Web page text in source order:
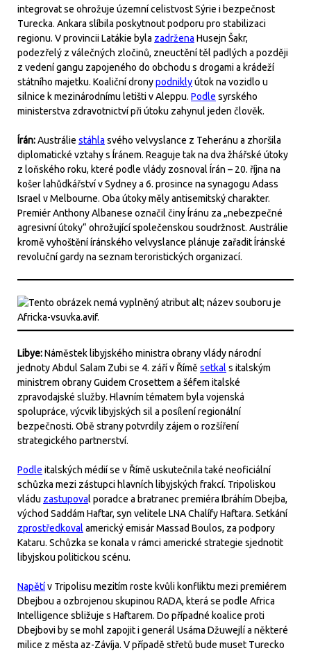
integrovat se ohrožuje územní celistvost Sýrie i bezpečnost
Turecka. Ankara slíbila poskytnout podporu pro stabilizaci
regionu. V provincii Latákie byla zadržena Husejn Šakr,
podezřelý z válečných zločinů, zneuctění těl padlých a později
z vedení gangu zapojeného do obchodu s drogami a krádeží
státního majetku. Koaliční dronypodniklyútok na vozidlo u
silnice k mezinárodnímu letišti v Aleppu. Podle syrského
ministerstva zdravotnictví při útoku zahynul jeden člověk.
Írán:Austrálie stáhla svého velvyslance z Teheránu a zhoršila
diplomatické vztahy s Íránem. Reaguje tak na dva žhářské útoky
z loňského roku, které podle vlády zosnoval Írán – 20. října na
košer lahůdkářství v Sydney a 6. prosince na synagogu Adass
Israel v Melbourne. Oba útoky měly antisemitský charakter.
Premiér Anthony Albanese označil činy Íránu za „nebezpečné
agresivní útoky“ ohrožující společenskou soudržnost. Austrálie
kromě vyhoštění íránského velvyslance plánuje zařadit Íránské
revoluční gardy na seznam teroristických organizací.
Libye:Náměstek libyjského ministra obrany vlády národní
jednoty Abdul Salam Zubi se 4. září v Římě setkal s italským
ministrem obrany Guidem Crosettem a šéfem italské
zpravodajské služby. Hlavním tématem byla vojenská
spolupráce, výcvik libyjských sil a posílení regionální
bezpečnosti. Obě strany potvrdily zájem o rozšíření
strategického partnerství.
Podle italských médií se v Římě uskutečnila také neoficiální
schůzka mezi zástupci hlavních libyjských frakcí. Tripoliskou
vládu zastupoval poradce a bratranec premiéra Ibráhím Dbejba,
východ Saddám Haftar, syn velitele LNA Chalífy Haftara. Setkání
zprostředkoval americký emisár Massad Boulos, za podpory
Kataru. Schůzka se konala v rámci americké strategie sjednotit
libyjskou politickou scénu.
Napětív Tripolisu mezitím roste kvůli konfliktu mezi premiérem
Dbejbou a ozbrojenou skupinou RADA, která se podle Africa
Intelligence sbližuje s Haftarem. Do případné koalice proti
Dbejbovi by se mohl zapojit i generál Usáma Džuwejlí a některé
milice z města az-Závíja. V případě střetů bude muset Turecko